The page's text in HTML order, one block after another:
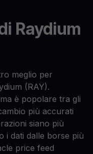
Raydium
meglio per
(RAY).
è popolare tra gli
più accurati
siano più
i dati dalle borse più
price feed